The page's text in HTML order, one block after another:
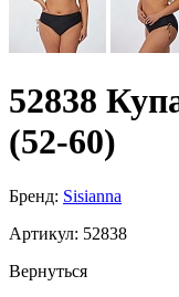
52838
(52-60)
Бренд: Sisianna
Артикул: 52838
Вернуться